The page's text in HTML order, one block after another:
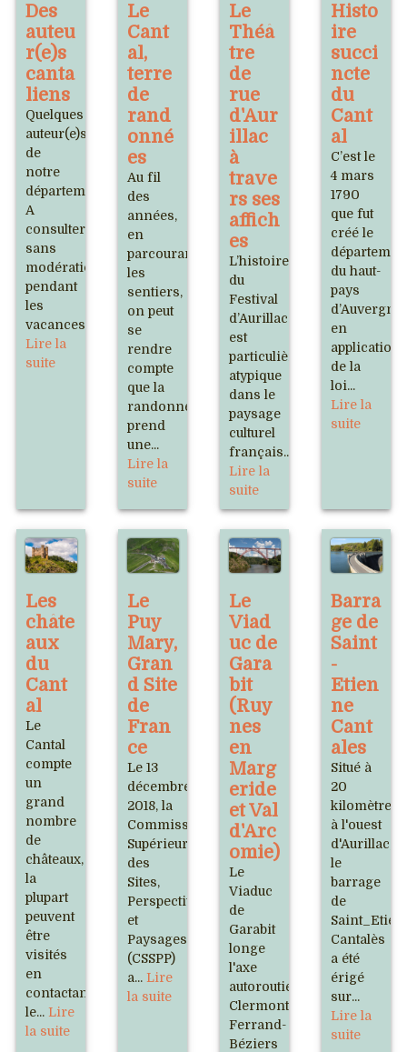
Des
auteu
r(e)s
canta
liens
Quelques
auteur(e)s
de
notre
département.
A
consulter
sans
modération
pendant
les
vacances.
Lire la
suite
Le
Cant
al,
terre
de
rand
onné
es
Au fil
des
années,
en
parcourant
les
sentiers,
on peut
se
rendre
compte
que la
randonnée
prend
une...
Lire la
suite
Le
Théâ
tre
de
rue
d'Aur
illac
à
trave
rs ses
affich
es
L’histoire
du
Festival
d’Aurillac
est
particulièrement
atypique
dans le
paysage
culturel
français...
Lire la
suite
Histo
ire
succi
ncte
du
Cant
al
C’est le
4 mars
1790
que fut
créé le
du haut-
pays
d’Auvergne
en
application
de la
loi...
Lire la
suite
Les
châte
aux
du
Cant
al
Le
Cantal
compte
un
grand
nombre
de
châteaux,
la
plupart
peuvent
être
visités
en
contactant
le... Lire
la suite
Le
Puy
Mary,
Gran
d Site
de
Fran
ce
Le 13
décembre
2018, la
Commission
Supérieure
des
Sites,
Perspectives
et
Paysages
(CSSPP)
a... Lire
la suite
Le
Viad
uc de
Gara
bit
(Ruy
nes
en
Marg
eride
et Val
d'Arc
omie)
Le
Viaduc
de
Garabit
longe
l'axe
autoroutier
Clermont-
Ferrand-
Béziers
Barra
ge de
Saint
-
Etien
ne
Cant
ales
Situé à
20
kilomètres
à l'ouest
d'Aurillac,
le
barrage
de
Cantalès
a été
érigé
sur...
Lire la
suite